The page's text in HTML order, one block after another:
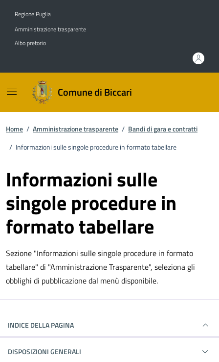
Regione Puglia
Amministrazione trasparente
Albo pretorio
Comune di Biccari
Home / Amministrazione trasparente / Bandi di gara e contratti
/ Informazioni sulle singole procedure in formato tabellare
Informazioni sulle
singole procedure in
formato tabellare
Sezione "Informazioni sulle singole procedure in formato
tabellare" di "Amministrazione Trasparente", seleziona gli
obblighi di pubblicazione dal menù disponibile.
INDICE DELLA PAGINA
DISPOSIZIONI GENERALI